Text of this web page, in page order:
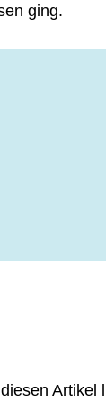
ging.
Artikel